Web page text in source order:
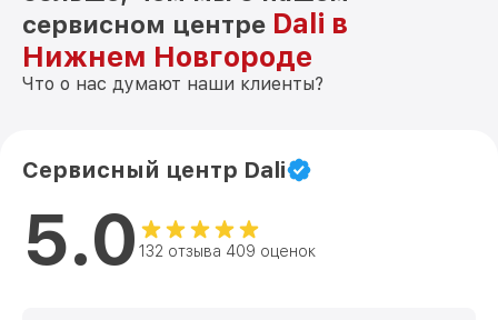
сервисном центре Dali в
Нижнем Новгороде
Что о нас думают наши клиенты?
Сервисный центр Dali
5.0 132 отзыва 409 оценок